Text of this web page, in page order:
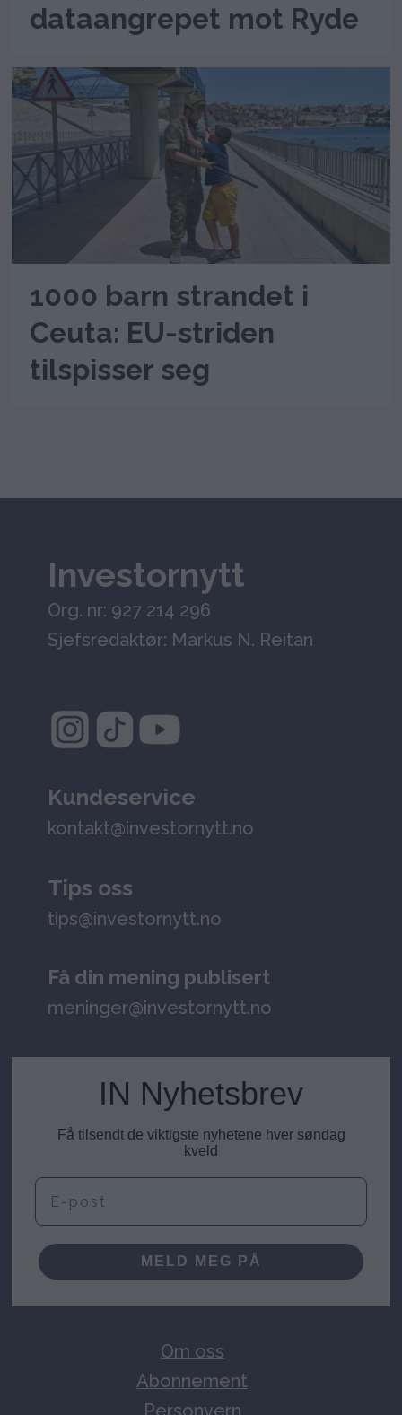
dataangrepet mot Ryde
1000 barn strandet i
Ceuta: EU-striden
tilspisser seg
Investornytt
Org. nr: 927 214 296
Sjefsredaktør: Markus N. Reitan
Kundeservice
kontakt@investornytt.no
Tips oss
tips@investornytt.no
Få din mening publisert
meninger@investornytt.no
IN Nyhetsbrev
Få tilsendt de viktigste nyhetene hver søndag
kveld
E-post
MELD MEG PÅ
Om oss
Abonnement